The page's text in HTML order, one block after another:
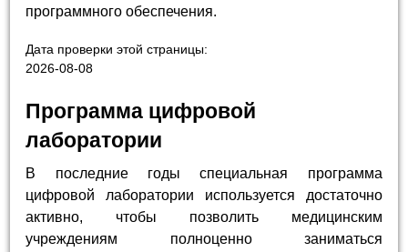
программного обеспечения.
Дата проверки этой страницы:
2026-08-08
Программа цифровой
лаборатории
В последние годы специальная программа
цифровой лаборатории используется достаточно
активно, чтобы позволить медицинским
учреждениям полноценно заниматься